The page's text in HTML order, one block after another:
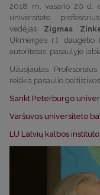
2018 m. vasario 20 d.
universiteto
vedėjas Zigmas
Ukmergės r.), daugelio
autoritetas, pasaulyje
Užuojautas
reiškia pasaulio
Sankt Peterburgo
Varšuvos universiteto
LU Latvių kalbos